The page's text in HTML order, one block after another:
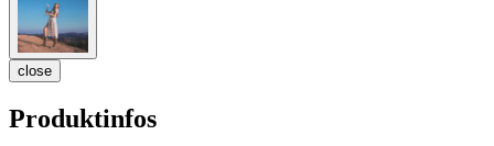
close
Produktinfos